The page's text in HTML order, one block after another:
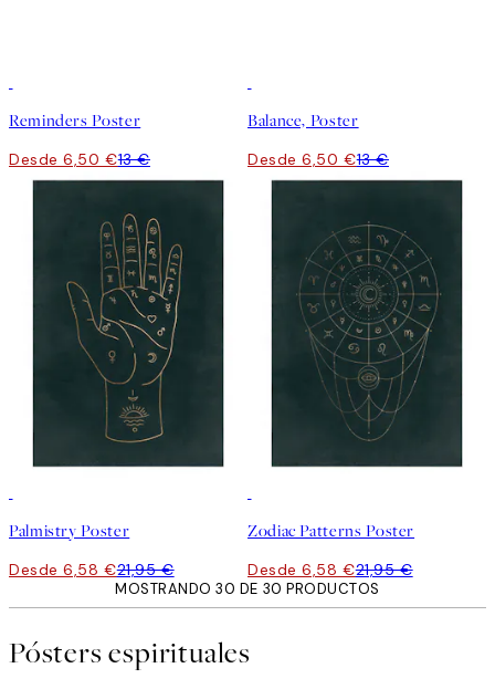
Reminders Poster
Desde 6,50 €13 €
Balance, Poster
Desde 6,50 €13 €
Palmistry Poster
Desde 6,58 €21,95 €
Zodiac Patterns Poster
Desde 6,58 €21,95 €
MOSTRANDO 30 DE 30 PRODUCTOS
Pósters espirituales